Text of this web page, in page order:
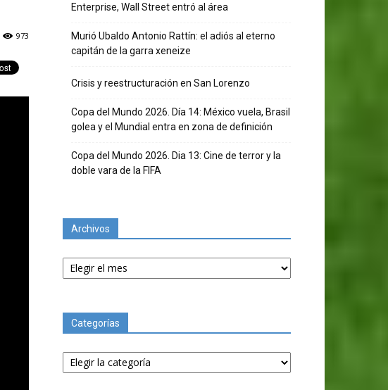
973
Enterprise, Wall Street entró al área
Murió Ubaldo Antonio Rattín: el adiós al eterno
capitán de la garra xeneize
Crisis y reestructuración en San Lorenzo
Copa del Mundo 2026. Día 14: México vuela, Brasil
golea y el Mundial entra en zona de definición
Copa del Mundo 2026. Dia 13: Cine de terror y la
doble vara de la FIFA
Archivos
Archivos
Categorías
Categorías